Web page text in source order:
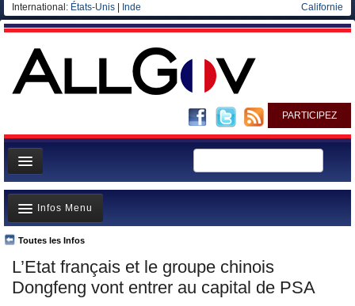
International: États-Unis Inde Californie
PARTICIPEZ
Page d'accueil
Infos
Gouvernement
Ministères/Directions
Blog
L’Etat français et le groupe chinois
Dongfeng vont entrer au capital de PSA
Toutes les Infos
Infos Menu
A la Une
Polémiques
Où va l’argent?